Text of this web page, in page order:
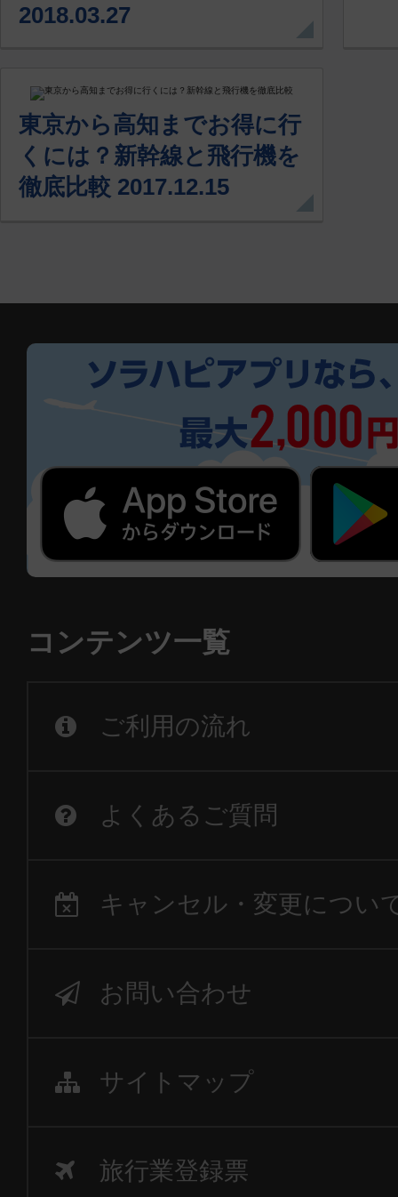
2018.03.27
東京から高知までお得に行
くには？新幹線と飛行機を
徹底比較 2017.12.15
コンテンツ一覧
ご利用の流れ
よくあるご質問
キャンセル・変更につい
お問い合わせ
サイトマップ
旅行業登録票